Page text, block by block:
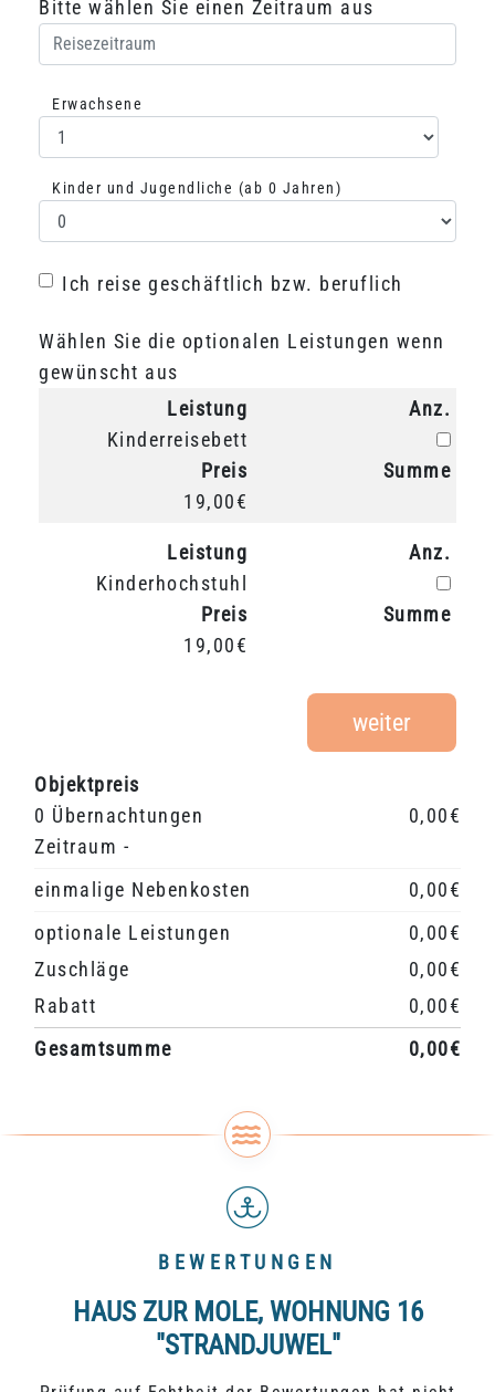
Bitte wählen Sie einen Zeitraum aus
Erwachsene
Auswahl Erwachsene
Kinder und Jugendliche (ab 0 Jahren)
Auswahl Kinder
Ich reise geschäftlich bzw. beruflich
Ich reise geschäftlich bzw. beruflich
Wählen Sie die optionalen Leistungen wenn
gewünscht aus
Leistung
Kinderreisebett
Anz.
Preis
19,00€
Summe
Leistung
Kinderhochstuhl
Anz.
Preis
19,00€
Summe
weiter
Objektpreis
0 Übernachtungen
0,00€
Zeitraum -
einmalige Nebenkosten
0,00€
optionale Leistungen
0,00€
Zuschläge
0,00€
Rabatt
0,00€
Gesamtsumme
0,00€
BEWERTUNGEN
HAUS ZUR MOLE, WOHNUNG 16
"STRANDJUWEL"